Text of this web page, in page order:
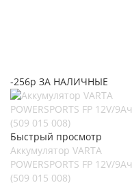
-256р ЗА НАЛИЧНЫЕ
Быстрый просмотр
Аккумулятор VARTA
POWERSPORTS FP 12V/9Ач
(509 015 008)